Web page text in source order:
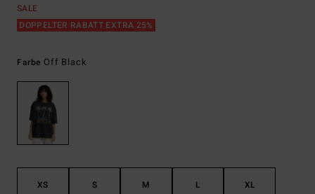
SALE
DOPPELTER RABATT EXTRA 25%
Farbe Off Black
XS S M L XL